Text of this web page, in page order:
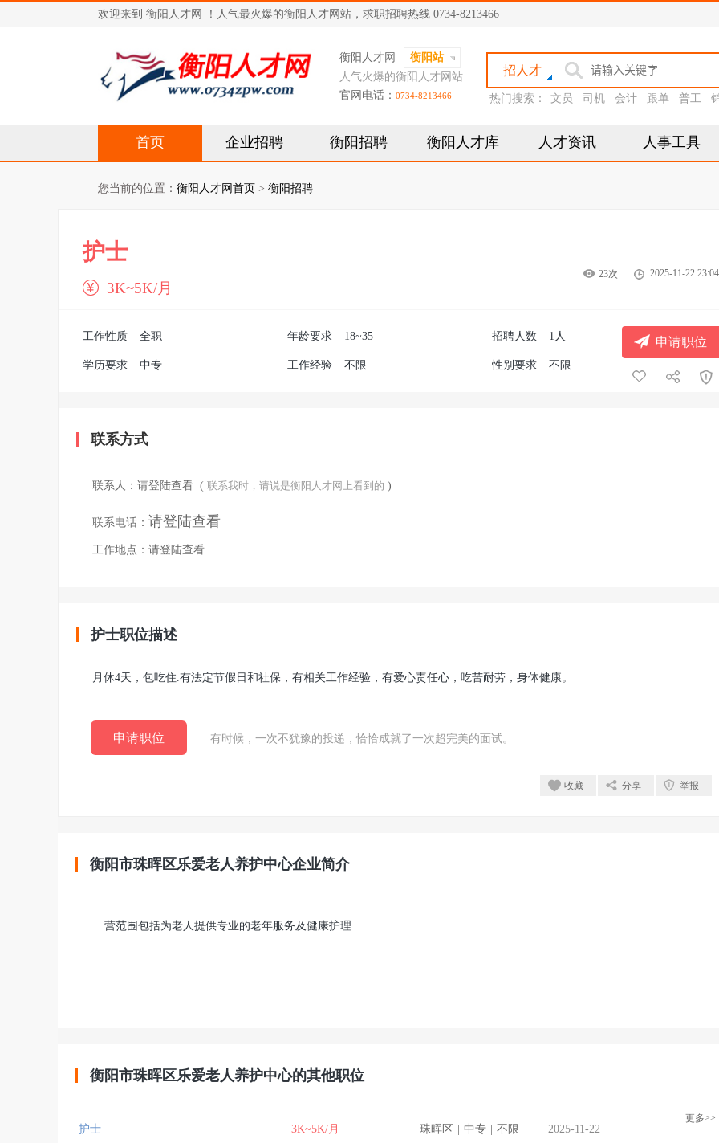
欢迎来到 衡阳人才网 ！人气最火爆的衡阳人才网站，求职招聘热线 0734-8213466
衡阳人才网
衡阳站
人气火爆的衡阳人才网站
官网电话： 0734-8213466
招人才
热门搜索： 文员 司机 会计 跟单 普工
首页 企业招聘 衡阳招聘 衡阳人才库 人才资讯 人事工具
您当前的位置： 衡阳人才网首页 > 衡阳招聘
2025-11-22
23次
护士
3K~5K/月
申请职位
工作性质 全职 年龄要求 18~35 招聘人数 1人
学历要求 中专 工作经验 不限 性别要求 不限
联系方式
联系人： 请登陆查看 ( 联系我时，请说是衡阳人才网上看到的 )
联系电话： 请登陆查看
工作地点： 请登陆查看
护士职位描述
月休4天，包吃住.有法定节假日和社保，有相关工作经验，有爱心责任心，吃苦耐劳，身体健康。
申请职位 有时候，一次不犹豫的投递，恰恰成就了一次超完美的面试。
收藏 分享 举报
衡阳市珠晖区乐爱老人养护中心企业简介
营范围包括为老人提供专业的老年服务及健康护理
衡阳市珠晖区乐爱老人养护中心的其他职位
更多>>
护士 3K~5K/月 珠晖区 中专 不限 2025-11-22